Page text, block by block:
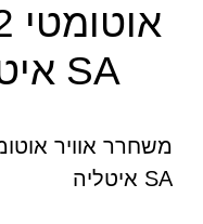
SA איטליה
SA איטליה